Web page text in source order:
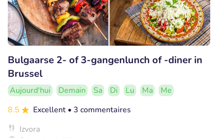
Bulgaarse 2- of 3-gangenlunch of -diner in
Brussel
Aujourd'hui Demain Sa Di Lu Ma
Me
8.5
Excellent • 3 commentaires
Izvora